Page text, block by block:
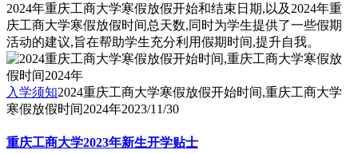
2024年重庆工商大学寒假放假开始和结束日期,以及2024年重
庆工商大学寒假放假时间总天数,同时为学生提供了一些假期
活动的建议,旨在帮助学生充分利用假期时间,提升自我。
入学须知2024重庆工商大学寒假放假开始时间,重庆工商大学
寒假放假时间2024年2023/11/30
重庆工商大学2023年新生开学贴士